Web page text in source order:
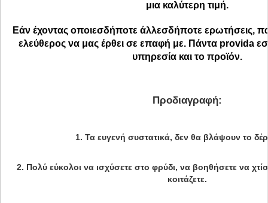
μια καλύτερη τιμή.
Εάν έχοντας οποιεσδήποτε άλλεσδήποτε ερωτήσεις,
ελεύθερος να μας έρθει σε επαφή με. Πάντα provida
υπηρεσία και το προϊόν.
Προδιαγραφή:
1. Τα ευγενή συστατικά, δεν θα βλάψουν το
2. Πολύ εύκολοι να ισχύσετε στο φρύδι, να βοηθήσετε να
κοιτάζετε.